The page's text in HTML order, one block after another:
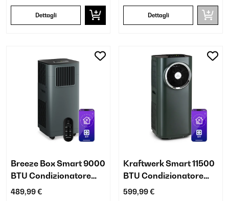
Dettagli Dettagli
Breeze Box Smart 9000
BTU Condizionatore
portatile Antracite
489,99 €
Kraftwerk Smart 11500
BTU Condizionatore
portatile Antracite
599,99 €